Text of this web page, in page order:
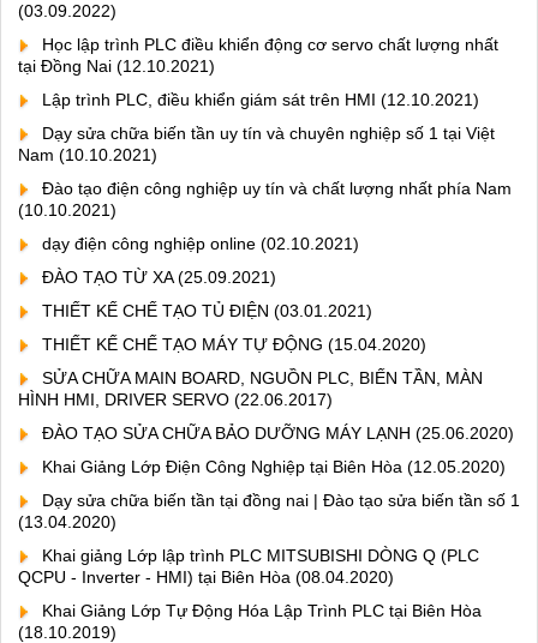
(03.09.2022)
Học lập trình PLC điều khiển động cơ servo chất lượng nhất
tại Đồng Nai (12.10.2021)
Lập trình PLC, điều khiển giám sát trên HMI (12.10.2021)
Dạy sửa chữa biến tần uy tín và chuyên nghiệp số 1 tại Việt
Nam (10.10.2021)
Đào tạo điện công nghiệp uy tín và chất lượng nhất phía Nam
(10.10.2021)
dạy điện công nghiệp online (02.10.2021)
ĐÀO TẠO TỪ XA(25.09.2021)
THIẾT KẾ CHẾ TẠO TỦ ĐIỆN (03.01.2021)
THIẾT KẾ CHẾ TẠO MÁY TỰ ĐỘNG (15.04.2020)
SỬA CHỮA MAIN BOARD, NGUỒN PLC, BIẾN TẦN, MÀN
HÌNH HMI, DRIVER SERVO (22.06.2017)
ĐÀO TẠO SỬA CHỮA BẢO DƯỠNG MÁY LẠNH (25.06.2020)
Khai Giảng Lớp Điện Công Nghiệp tại Biên Hòa (12.05.2020)
Dạy sửa chữa biến tần tại đồng nai | Đào tạo sửa biến tần số 1
(13.04.2020)
Khai giảng Lớp lập trình PLC MITSUBISHI DÒNG Q (PLC
QCPU - Inverter - HMI) tại Biên Hòa (08.04.2020)
Khai Giảng Lớp Tự Động Hóa Lập Trình PLC tại Biên Hòa
(18.10.2019)